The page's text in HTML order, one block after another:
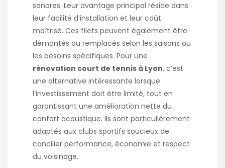
sonores. Leur avantage principal réside dans
leur facilité d’installation et leur coût
maîtrisé. Ces filets peuvent également être
démontés ou remplacés selon les saisons ou
les besoins spécifiques. Pour une
rénovation court de tennis à Lyon, c’est
une alternative intéressante lorsque
l’investissement doit être limité, tout en
garantissant une amélioration nette du
confort acoustique. Ils sont particulièrement
adaptés aux clubs sportifs soucieux de
concilier performance, économie et respect
du voisinage.